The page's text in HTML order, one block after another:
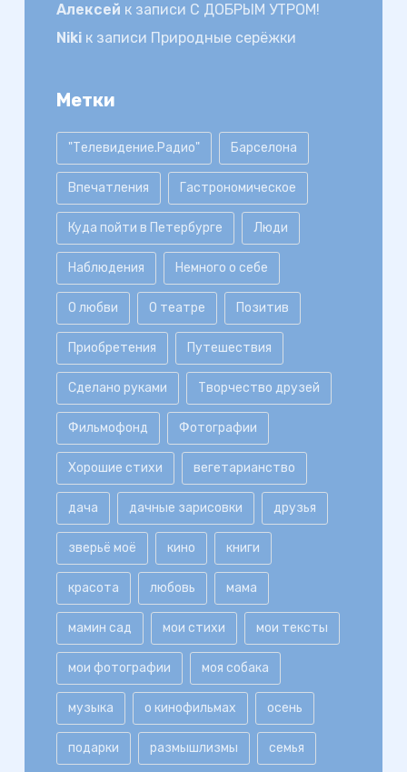
Алексей к записи С ДОБРЫМ УТРОМ!
Nikiк записи Природные серёжки
Метки
"Телевидение.Радио" Барселона
Впечатления Гастрономическое
Куда пойти в Петербурге Люди
Наблюдения Немного о себе
О любви О театре Позитив
Приобретения Путешествия
Сделано руками Творчество друзей
Фильмофонд Фотографии
Хорошие стихи вегетарианство
дача дачные зарисовки друзья
зверьё моё кино книги
красота любовь мама
мамин сад мои стихи мои тексты
мои фотографии моя собака
музыка о кинофильмах осень
подарки размышлизмы семья